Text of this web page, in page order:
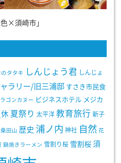
のタタキ しんじょう君 しんじょ
ラリー/旧三浦邸 すさき市民食
ラゴンカヌー ビジネスホテル メジカ
夏祭り 太平洋 教育旅行 新子
桑田山 歴史 浦ノ内 神社 自然 花
鍋焼きラーメン 雪割り桜 雪割桜 須